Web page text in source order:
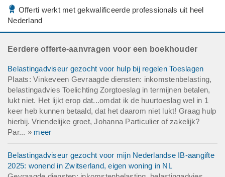
Offerti werkt met gekwalificeerde professionals uit heel
Nederland
Eerdere offerte-aanvragen voor een boekhouder
Belastingadviseur gezocht voor hulp bij regelen Toeslagen
Plaats: Vinkeveen Gevraagde diensten: inkomstenbelasting,
belastingadvies Toelichting Zorgtoeslag in termijnen betalen,
lukt niet. Het lijkt erop dat...omdat ik de huurtoeslag wel in 1
keer heb kunnen betaald, dat het daarom niet lukt! Graag hulp
hierbij. Vriendelijke groet, Johanna Particulier of zakelijk?
Par... » meer
Belastingadviseur gezocht voor mijn Nederlandse IB-aangifte
2025: wonend in Zwitserland, eigen woning in NL